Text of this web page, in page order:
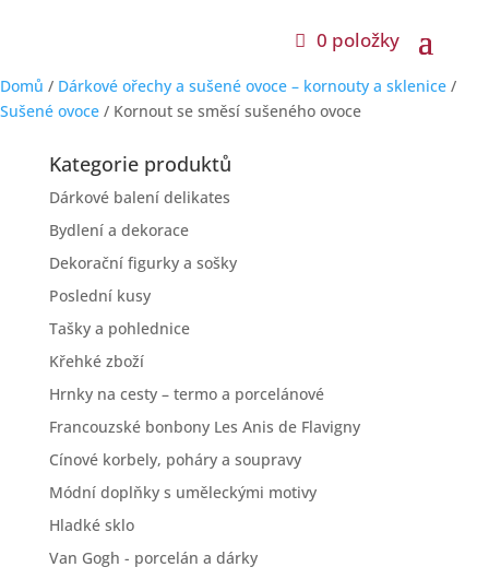
0 položky
Domů / Dárkové ořechy a sušené ovoce – kornouty a sklenice /
Sušené ovoce / Kornout se směsí sušeného ovoce
Kategorie produktů
Dárkové balení delikates
Bydlení a dekorace
Dekorační figurky a sošky
Poslední kusy
Tašky a pohlednice
Křehké zboží
Hrnky na cesty – termo a porcelánové
Francouzské bonbony Les Anis de Flavigny
Cínové korbely, poháry a soupravy
Módní doplňky s uměleckými motivy
Hladké sklo
Van Gogh - porcelán a dárky